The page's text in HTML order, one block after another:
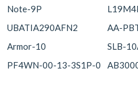
Note-9P
UBATIA290AFN2
Armor-10
PF4WN-00-13-3S1P-0
AA-
SLB-